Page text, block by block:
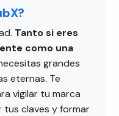
Tanto si eres
como una
grandes
eternas. Te
vigilar tu marca
tus claves y formar